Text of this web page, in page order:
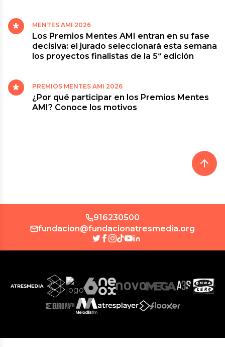
MENTES AMI 2026
Los Premios Mentes AMI entran en su fase
decisiva: el jurado seleccionará esta semana
los proyectos finalistas de la 5ª edición
PREMIOS MENTES AMI 2026
¿Por qué participar en los Premios Mentes
AMI? Conoce los motivos
916230500
fundacion@fundacionatresmedia.org